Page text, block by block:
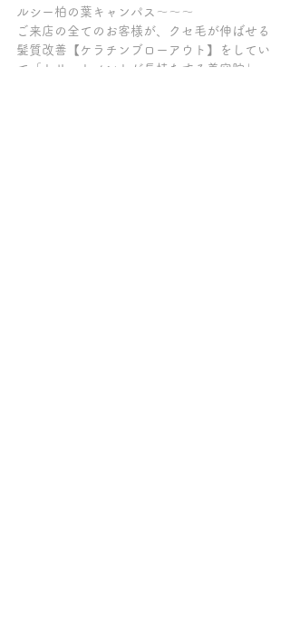
ルシー柏の葉キャンパス～～～
ご来店の全てのお客様が、クセ毛が伸ばせる
髪質改善【ケラチンブローアウト】をしてい
て「トリートメントが長持ちする美容院」